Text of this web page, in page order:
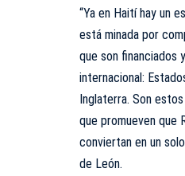
“Ya en Haití hay un
está minada por
que son financiados
internacional:
Inglaterra. Son
que promueven que
conviertan en un
de León.